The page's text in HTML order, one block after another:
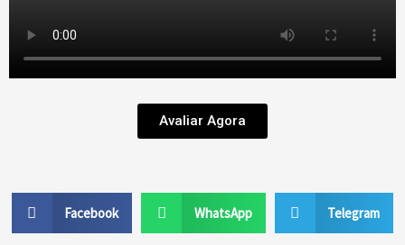
Avaliar Agora
Facebook WhatsApp Telegram